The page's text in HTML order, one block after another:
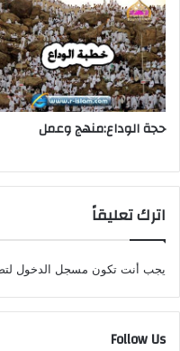
حجة الوداع:منهج وعمل
اترك تعليقاً
يجب أنت تكون مسجل الدخول
Follow Us